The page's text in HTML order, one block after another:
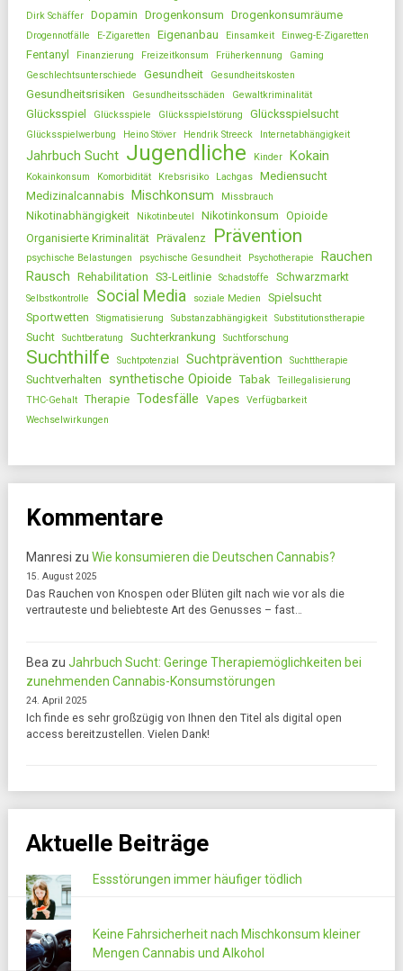
Dirk Schäffer
Dopamin Drogenkonsum Drogenkonsumräume
Drogennotfälle E-Zigaretten Eigenanbau Einsamkeit Einweg-E-Zigaretten
Fentanyl Finanzierung Freizeitkonsum Früherkennung
Gaming
Geschlechtsunterschiede
Gesundheit Gesundheitskosten
Gesundheitsrisiken Gesundheitsschäden Gewaltkriminalität
Glücksspiel Glücksspiele Glücksspielstörung Glücksspielsucht
Glücksspielwerbung Heino Stöver Hendrik Streeck Internetabhängigkeit
Jahrbuch Sucht Jugendliche Kinder Kokain
Kokainkonsum Komorbidität Krebsrisiko Lachgas
Mediensucht
Medizinalcannabis Mischkonsum Missbrauch
Nikotinabhängigkeit Nikotinbeutel Nikotinkonsum Opioide
Organisierte Kriminalität Prävalenz Prävention
psychische Belastungen psychische Gesundheit Psychotherapie
Rauchen
Rausch Rehabilitation S3-Leitlinie Schadstoffe Schwarzmarkt
Selbstkontrolle Social Media soziale Medien
Spielsucht
Sportwetten
Stigmatisierung Substanzabhängigkeit Substitutionstherapie
Sucht Suchtberatung Suchterkrankung Suchtforschung
Suchthilfe Suchtpotenzial Suchtprävention Suchttherapie
Suchtverhalten synthetische Opioide Tabak
Teillegalisierung
THC-Gehalt
Therapie Todesfälle Vapes
Verfügbarkeit
Wechselwirkungen
Kommentare
Manresi zu Wie konsumieren die Deutschen Cannabis?
15. August 2025
Das Rauchen von Knospen oder Blüten gilt nach wie vor als die
vertrauteste und beliebteste Art des Genusses – fast…
Bea zu Jahrbuch Sucht: Geringe Therapiemöglichkeiten bei
zunehmenden Cannabis-Konsumstörungen
24. April 2025
Ich finde es sehr großzügig von Ihnen den Titel als digital open
access bereitzustellen. Vielen Dank!
Aktuelle Beiträge
Essstörungen immer häufiger tödlich
Keine Fahrsicherheit nach Mischkonsum kleiner
Mengen Cannabis und Alkohol